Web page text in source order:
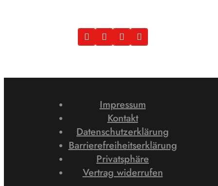
Impressum
Kontakt
Datenschutzerklärung
Barrierefreiheitserklärung
Privatsphäre
Vertrag widerrufen